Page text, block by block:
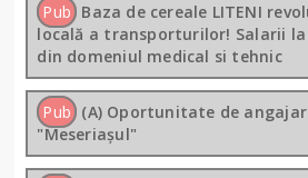
Pub Baza de cereale LITENI
locală a transporturilor! Salarii
din domeniul medical si tehnic
Pub (A) Oportunitate de
"Meseriașul"